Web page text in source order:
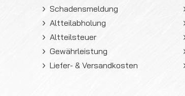
Schadensmeldung
Altteilabholung
Altteilsteuer
Gewährleistung
Liefer- & Versandkosten